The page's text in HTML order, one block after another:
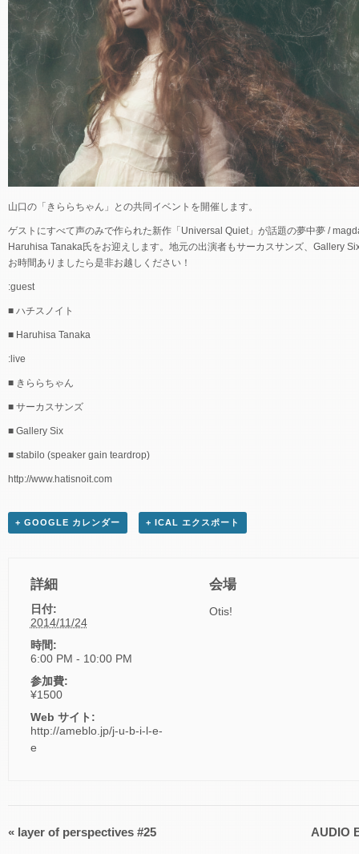
山口の「きららちゃん」との共同イベントを開催します。
ゲストにすべて声のみで作られた新作「Universal Quiet」が話題の夢中夢 /
Haruhisa Tanaka氏をお迎えします。地元の出演者もサーカスサンズ、Gallery
お時間ありましたら是非お越しください！
:guest
■ ハチスノイト
■ Haruhisa Tanaka
:live
■ きららちゃん
■ サーカスサンズ
■ Gallery Six
■ stabilo (speaker gain teardrop)
http://www.hatisnoit.com
+ GOOGLE カレンダー + ICAL エクスポート
詳細
日付:
2014/11/24
時間:
6:00 PM - 10:00 PM
参加費:
¥1500
Web サイト:
http://ameblo.jp/j-u-b-i-l-e-
e
会場
Otis!
イ
« layer of perspectives #25 AUDIO